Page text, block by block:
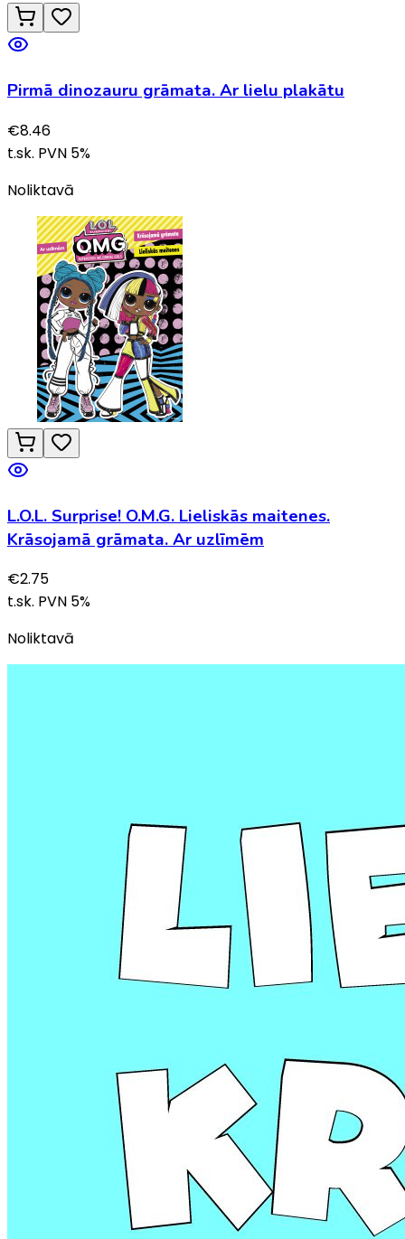
Pirmā dinozauru grāmata. Ar lielu plakātu
€8.46
t.sk. PVN 5%
Noliktavā
L.O.L. Surprise! O.M.G. Lieliskās maitenes.
Krāsojamā grāmata. Ar uzlīmēm
€2.75
t.sk. PVN 5%
Noliktavā